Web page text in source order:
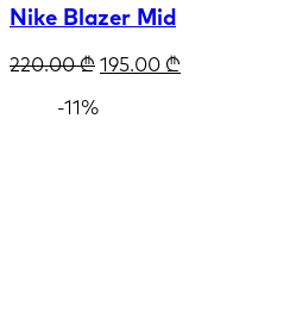
Nike Blazer Mid
220.00₾ 195.00 ₾
-11%